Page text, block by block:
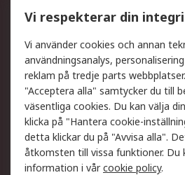
DesignSpark
Ditt lokala säljteam
Support
Få hjälp
Leverans
Begär en fakturakopi
Betalningsalternativ
Vi respekterar din
Vi använder cookies och annan
användningsanalys,
reklam på tredje parts
"Acceptera alla" samtycker du till
väsentliga cookies. Du kan välja
klicka på "Hantera cookie-
detta klickar du på "Avvisa alla".
åtkomsten till vissa funktioner. Du
information i vårcookie policy.